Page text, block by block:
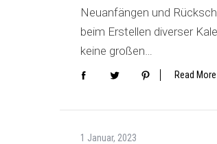
Neuanfängen und
beim Erstellen diverser
keine großen…
Read More
1 Januar, 2023